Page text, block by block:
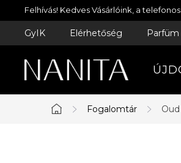
Ugrás
a
Felhívás! Kedves Vásárlóink, a
GyIK Elérhetőség
Kezdőlap
Fogalomtár Oud